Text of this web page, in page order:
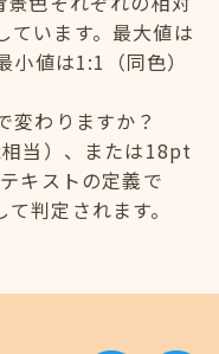
ています。最大値は
値は1:1（同色）
変わりますか？
当）、または18pt
キストの定義で
判定されます。